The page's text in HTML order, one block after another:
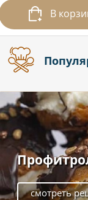
В
смотреть